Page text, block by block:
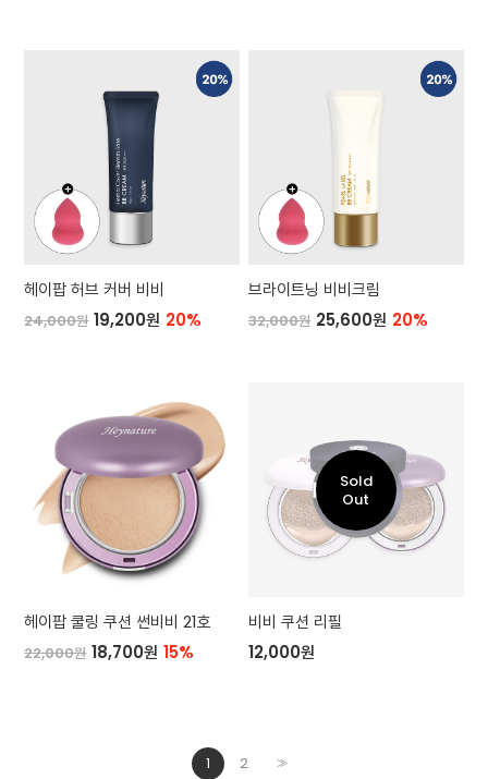
헤이팝 허브 커버 비비
24,000원 19,200원 20%
브라이트닝 비비크림
32,000원 25,600원 20%
헤이팝 쿨링 쿠션 썬비비 21호
22,000원 18,700원 15%
Sold
Out
비비 쿠션 리필
12,000원
1 2 >>